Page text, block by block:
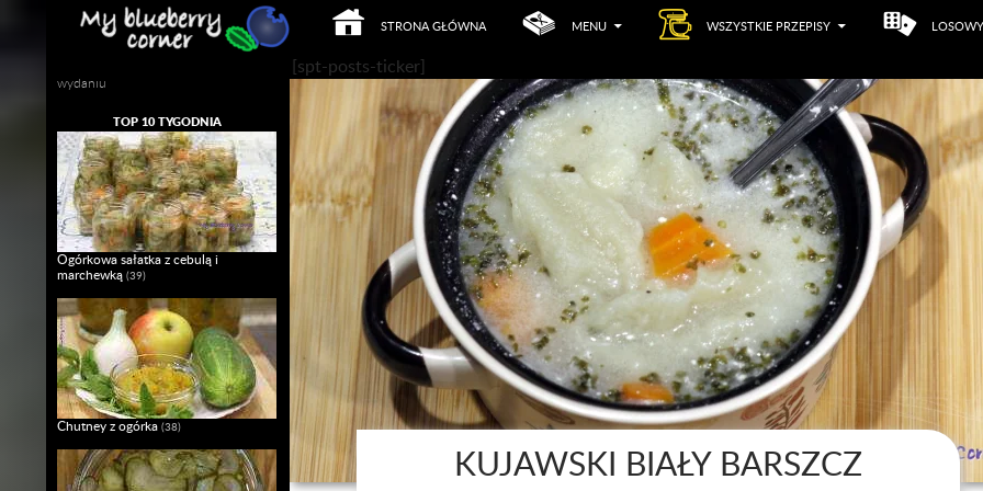
Szukaj
PRZEJDŹ DO TREŚCI
STRONA GŁÓWNA
MENU WSZYSTKIE PRZEPISY
[spt-posts-ticker]
KUJAWSKI BIAŁY BARSZCZ
wydaniu
TOP 10 TYGODNIA
Ogórkowa sałatka z cebulą i
marchewką (39)
Chutney z ogórka (38)